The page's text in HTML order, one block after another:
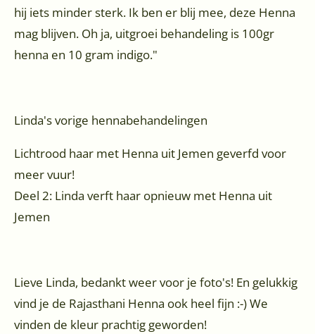
hij iets minder sterk. Ik ben er blij mee, deze Henna
mag blijven. Oh ja, uitgroei behandeling is 100gr
henna en 10 gram indigo."
Linda's vorige hennabehandelingen
Lichtrood haar met Henna uit Jemen geverfd voor
meer vuur!
Deel 2: Linda verft haar opnieuw met Henna uit
Jemen
Lieve Linda, bedankt weer voor je foto's! En gelukkig
vind je de Rajasthani Henna ook heel fijn :-) We
vinden de kleur prachtig geworden!